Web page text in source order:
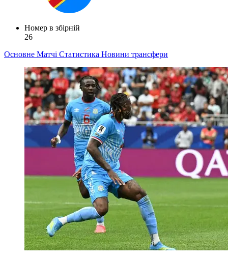
Номер в збірній
26
Основне Матчі Статистика Новини трансфери